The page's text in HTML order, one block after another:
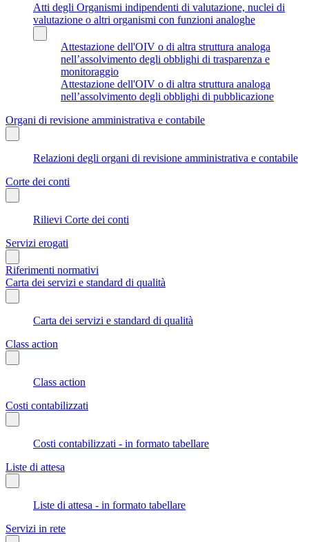
Atti degli Organismi indipendenti di valutazione, nuclei di
valutazione o altri organismi con funzioni analoghe
Attestazione dell'OIV o di altra struttura analoga
nell’assolvimento degli obblighi di trasparenza e
monitoraggio
Attestazione dell'OIV o di altra struttura analoga
nell’assolvimento degli obblighi di pubblicazione
Organi di revisione amministrativa e contabile
Relazioni degli organi di revisione amministrativa e contabile
Corte dei conti
Rilievi Corte dei conti
Servizi erogati
Riferimenti normativi
Carta dei servizi e standard di qualità
Carta dei servizi e standard di qualità
Class action
Class action
Costi contabilizzati
Costi contabilizzati - in formato tabellare
Liste di attesa
Liste di attesa - in formato tabellare
Servizi in rete